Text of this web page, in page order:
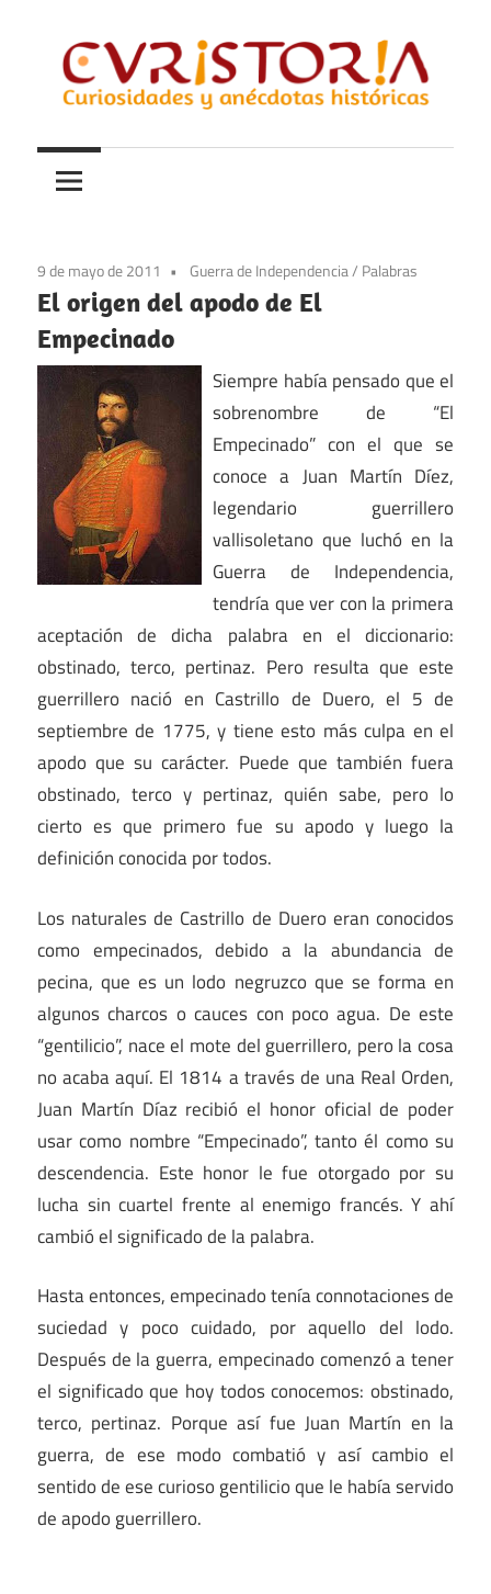
contenido
Curistoria
y
anécdotas
historia
9 de mayo de 2011 Guerra de Independencia/ Palabras
El origen del apodo de El
Empecinado
Siempre había pensado que el
sobrenombre de “El
Empecinado” con el que se
conoce a Juan Martín Díez,
legendario guerrillero
vallisoletano que luchó en la
Guerra de Independencia,
tendría que ver con la primera
aceptación de dicha palabra en el diccionario:
obstinado, terco, pertinaz. Pero resulta que este
guerrillero nació en Castrillo de Duero, el 5 de
septiembre de 1775, y tiene esto más culpa en el
apodo que su carácter. Puede que también fuera
obstinado, terco y pertinaz, quién sabe, pero lo
cierto es que primero fue su apodo y luego la
definición conocida por todos.
Los naturales de Castrillo de Duero eran conocidos
como empecinados, debido a la abundancia de
pecina, que es un lodo negruzco que se forma en
algunos charcos o cauces con poco agua. De este
“gentilicio”, nace el mote del guerrillero, pero la cosa
no acaba aquí. El 1814 a través de una Real Orden,
Juan Martín Díaz recibió el honor oficial de poder
usar como nombre “Empecinado”, tanto él como su
descendencia. Este honor le fue otorgado por su
lucha sin cuartel frente al enemigo francés. Y ahí
cambió el significado de la palabra.
Hasta entonces, empecinado tenía connotaciones de
suciedad y poco cuidado, por aquello del lodo.
Después de la guerra, empecinado comenzó a tener
el significado que hoy todos conocemos: obstinado,
terco, pertinaz. Porque así fue Juan Martín en la
guerra, de ese modo combatió y así cambio el
sentido de ese curioso gentilicio que le había servido
de apodo guerrillero.